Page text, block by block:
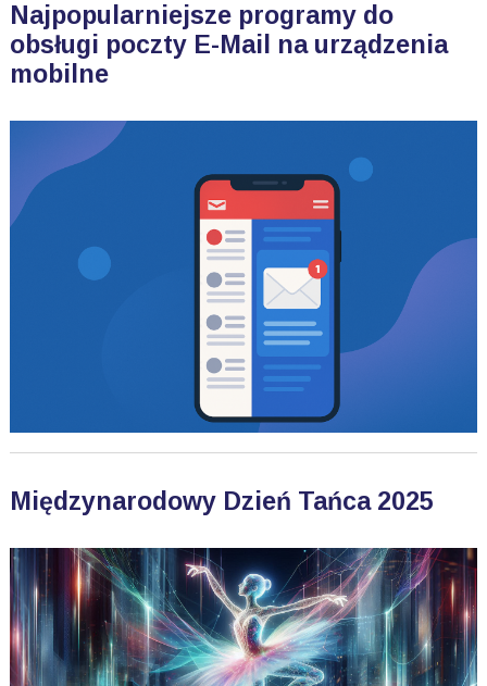
Najpopularniejsze programy do
obsługi poczty E-Mail na urządzenia
mobilne
Międzynarodowy Dzień Tańca 2025